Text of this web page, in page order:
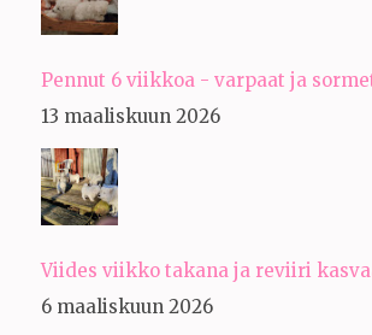
Pennut 6 viikkoa - varpaat ja
13 maaliskuun 2026
Viides viikko takana ja reviiri
6 maaliskuun 2026